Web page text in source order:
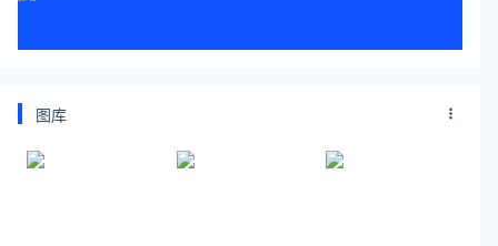
关注公众号：拾黑（shiheibook）了解更多
关注数据与安全，洞悉企业级服务市场：
https://www.ijiandao.com/
图库